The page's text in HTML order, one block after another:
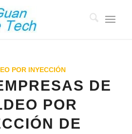
POR INYECCIÓN
DE
POR
DE